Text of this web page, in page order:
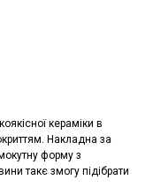
кераміки в
Накладна за
форму з
такє змогу підібрати